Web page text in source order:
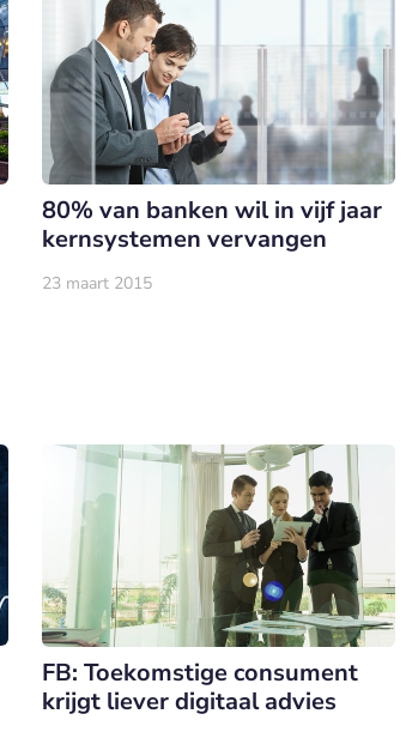
80% van banken wil in vijf jaar
kernsystemen vervangen
23 maart 2015
FB: Toekomstige consument
krijgt liever digitaal advies